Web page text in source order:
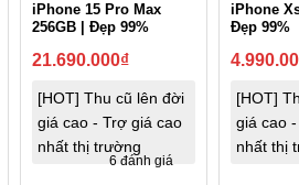
iPhone 15 Pro Max
256GB | Đẹp 99%
21.690.000₫
[HOT] Thu cũ lên đời
giá cao - Trợ giá cao
nhất thị trường
6 đánh giá
iPhone
Đẹp 99%
[HOT]
giá cao
nhất thị